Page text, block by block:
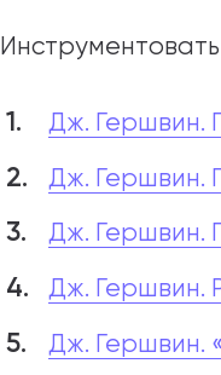
Дж. Гершвин.
Дж. Гершвин.
Дж. Гершвин.
Дж. Гершвин.
Дж. Гершвин.